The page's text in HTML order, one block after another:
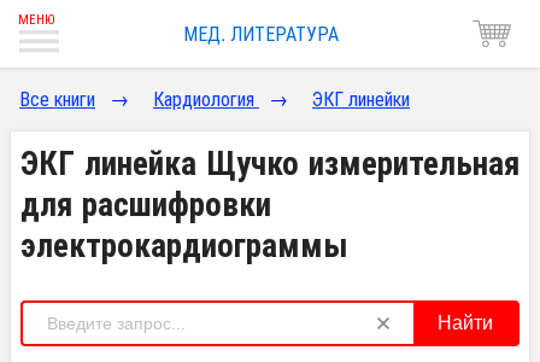
МЕД. ЛИТЕРАТУРА
Все книги → Кардиология → ЭКГ линейки
ЭКГ линейка Щучко измерительная
для расшифровки
электрокардиограммы
Найти